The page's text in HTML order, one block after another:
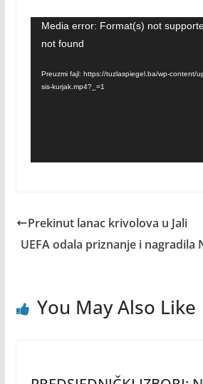
Video
Player
Media error: Format(s) not
not found
Preuzmi fajl: https://tuzlaspiegel.ba/wp-content/
sis-kurjak.mp4?_=1
Prekinut lanac krivolova u Jali
UEFA odala priznanje i nagradila
You May Also Like